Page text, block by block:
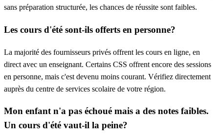
sans préparation structurée, les chances de réussite sont faibles.
Les cours d'été sont-ils offerts en personne?
La majorité des fournisseurs privés offrent les cours en ligne, en
direct avec un enseignant. Certains CSS offrent encore des sessions
en personne, mais c'est devenu moins courant. Vérifiez directement
auprès du centre de services scolaire de votre région.
Mon enfant n'a pas échoué mais a des notes faibles.
Un cours d'été vaut-il la peine?